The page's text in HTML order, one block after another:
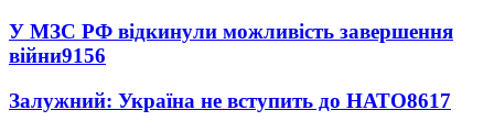
У МЗС РФ відкинули можливість завершення
війни9156
Залужний: Україна не вступить до НАТО8617